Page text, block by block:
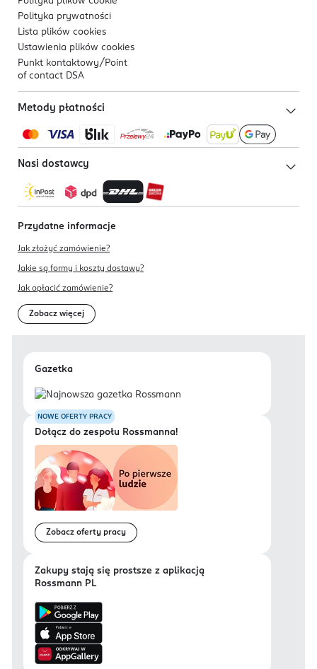
Polityka prywatności
Lista plików cookies
Ustawienia plików cookies
Punkt kontaktowy/ Point
of contact DSA
Metody płatności
Nasi dostawcy
Przydatne informacje
Jak złożyć zamówienie?
Jakie są formy i koszty dostawy?
Jak opłacić zamówienie?
Zobacz więcej
Gazetka
NOWE OFERTY PRACY
Dołącz do zespołu Rossmanna!
Zobacz oferty pracy
Zakupy stają się prostsze z aplikacją
Rossmann PL